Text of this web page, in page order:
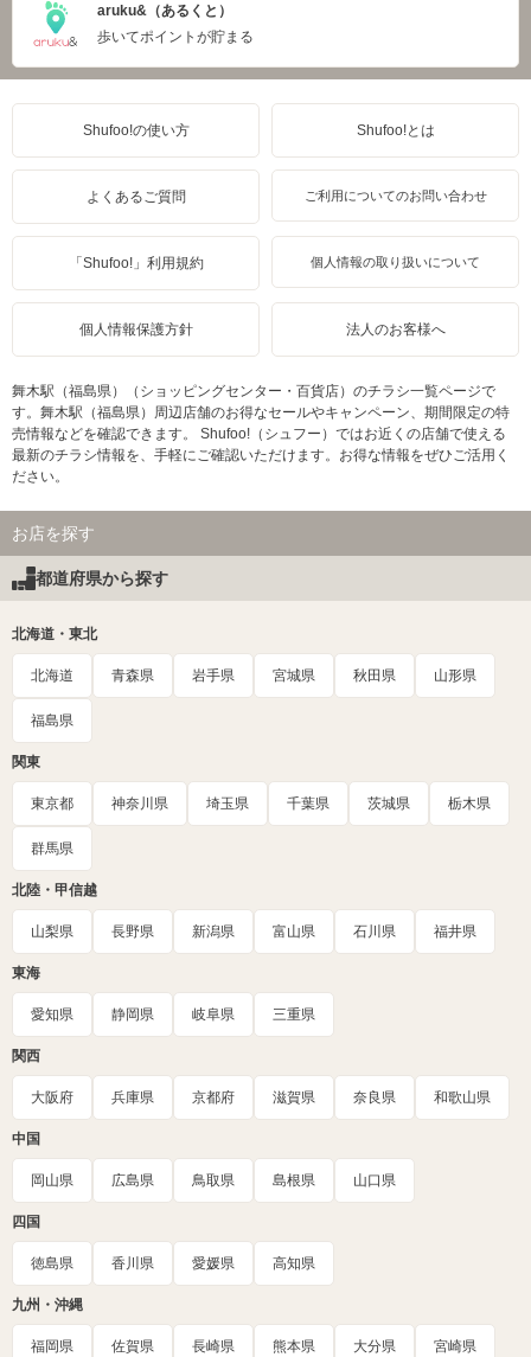
aruku&（あるくと）
歩いてポイントが貯まる
Shufoo!の使い方 Shufoo!とは
よくあるご質問 ご利用についてのお問い合わせ
「Shufoo!」利用規約 個人情報の取り扱いについて
個人情報保護方針 法人のお客様へ
舞木駅（福島県）（ショッピングセンター・百貨店）のチラシ一覧ページで
す。舞木駅（福島県）周辺店舗のお得なセールやキャンペーン、期間限定の特
売情報などを確認できます。 Shufoo!（シュフー）ではお近くの店舗で使える
最新のチラシ情報を、手軽にご確認いただけます。お得な情報をぜひご活用く
ださい。
お店を探す
都道府県から探す
北海道・東北
北海道 青森県 岩手県 宮城県 秋田県 山形県
福島県
関東
東京都 神奈川県 埼玉県 千葉県 茨城県 栃木県
群馬県
北陸・甲信越
山梨県 長野県 新潟県 富山県 石川県 福井県
東海
愛知県 静岡県 岐阜県 三重県
関西
大阪府 兵庫県 京都府 滋賀県 奈良県 和歌山県
中国
岡山県 広島県 鳥取県 島根県 山口県
四国
徳島県 香川県 愛媛県 高知県
九州・沖縄
福岡県 佐賀県 長崎県 熊本県 大分県 宮崎県